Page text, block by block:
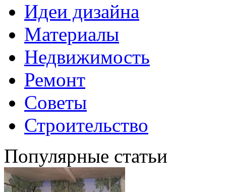
Идеи дизайна
Материалы
Недвижимость
Ремонт
Советы
Строительство
Популярные статьи